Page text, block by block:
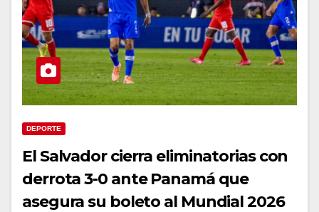
DEPORTE
El Salvador cierra eliminatorias con
derrota 3-0 ante Panamá que
asegura su boleto al Mundial 2026